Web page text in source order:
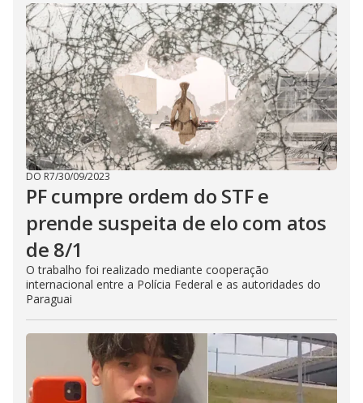
DO R7/30/09/2023
PF cumpre ordem do STF e
prende suspeita de elo com atos
de 8/1
O trabalho foi realizado mediante cooperação
internacional entre a Polícia Federal e as autoridades do
Paraguai